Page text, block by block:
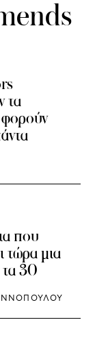
τα
που
τώρα μια
τα 30